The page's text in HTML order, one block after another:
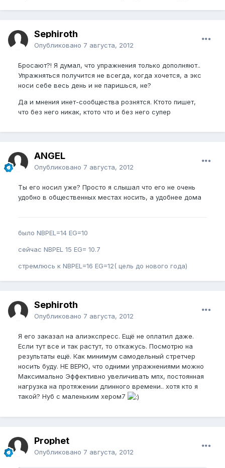
Sephiroth
Опубликовано 7 августа, 2012
Бросают?! Я думал, что упражнения только дополняют..
Упражняться получится не всегда, когда хочется, а экс
носи себе весь день и не паришься, не?
Да и мнения инет-сообщества рознятся. Ктото пишет,
что без него никак, ктото что и без него супер
ANGEL
Опубликовано 7 августа, 2012
Ты его носил уже? Просто я слышал что его не очень
удобно в общественных местах носить, а удобнее дома
было NBPEL=14 EG=10
сейчас NBPEL 15 EG= 10.7
стремлюсь к NBPEL=16 EG=12( цель до нового года)
Sephiroth
Опубликовано 7 августа, 2012
Я его заказал на алиэкспресс. Ещё не оплатил даже.
Если тут все и так растут, то откажусь. Посмотрю на
результаты ещё. Как минимум самодельный стретчер
носить буду. НЕ ВЕРЮ, что одними упражнениями можно
Максимально Эффективно увеличивать мпх, постоянная
нагрузка на протяжении длинного времени.. хотя кто я
такой? Нуб с маленьким хером7
Prophet
Опубликовано 7 августа, 2012